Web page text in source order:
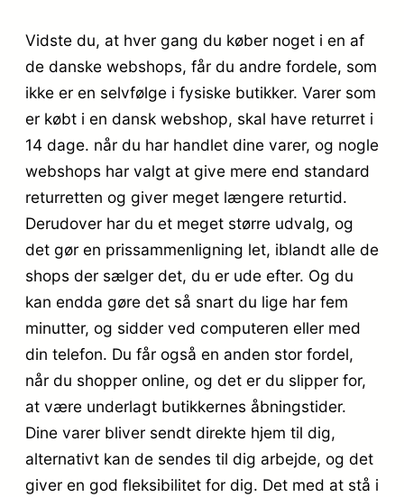
Vidste du, at hver gang du køber noget i en af
de danske webshops, får du andre fordele, som
ikke er en selvfølge i fysiske butikker. Varer som
er købt i en dansk webshop, skal have returret i
14 dage. når du har handlet dine varer, og nogle
webshops har valgt at give mere end standard
returretten og giver meget længere returtid.
Derudover har du et meget større udvalg, og
det gør en prissammenligning let, iblandt alle de
shops der sælger det, du er ude efter. Og du
kan endda gøre det så snart du lige har fem
minutter, og sidder ved computeren eller med
din telefon. Du får også en anden stor fordel,
når du shopper online, og det er du slipper for,
at være underlagt butikkernes åbningstider.
Dine varer bliver sendt direkte hjem til dig,
alternativt kan de sendes til dig arbejde, og det
giver en god fleksibilitet for dig. Det med at stå i